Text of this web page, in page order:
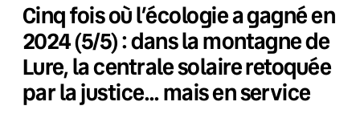
Cinq fois où l’écologie a gagné en
2024 (5/5) : dans la montagne de
Lure, la centrale solaire retoquée
par la justice… mais en service